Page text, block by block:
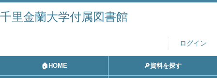
千里金蘭大学付属図書館
ログイン
🏠HOME 🔎資料を探す